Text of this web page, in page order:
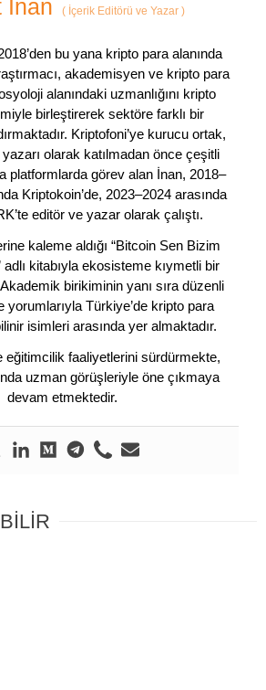
İnan ( İçerik Editörü ve Yazar )
bu yana kripto para alanında
akademisyen ve kripto para
alanındaki uzmanlığını kripto
birleştirerek sektöre farklı bir
Kriptofoni’ye kurucu ortak,
olarak katılmadan önce çeşitli
platformlarda görev alan İnan, 2018–
Kriptokoin’de, 2023–2024 arasında
editör ve yazar olarak çalıştı.
kaleme aldığı “Bitcoin Sen Bizim
kitabıyla ekosisteme kıymetli bir
birikiminin yanı sıra düzenli
yorumlarıyla Türkiye’de kripto para
isimleri arasında yer almaktadır.
eğitimcilik faaliyetlerini sürdürmekte,
uzman görüşleriyle öne çıkmaya
devam etmektedir.